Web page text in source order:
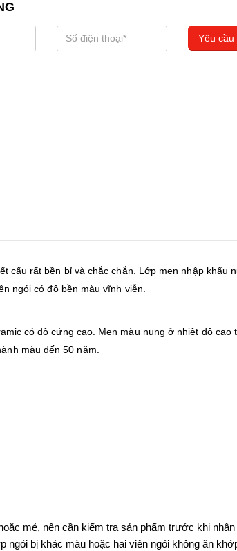
cấu rất bền bỉ và chắc chắn. Lớp men nhập khẩu
ngói có độ bền màu vĩnh viễn.
có độ cứng cao. Men màu nung ở nhiệt độ cao
màu đến 50 năm.
mẻ, nên cần kiểm tra sản phẩm trước khi nhận
bị khác màu hoặc hai viên ngói không ăn